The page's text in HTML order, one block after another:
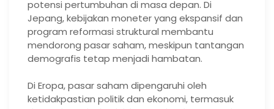
potensi pertumbuhan di masa depan. Di
Jepang, kebijakan moneter yang ekspansif dan
program reformasi struktural membantu
mendorong pasar saham, meskipun tantangan
demografis tetap menjadi hambatan.
Di Eropa, pasar saham dipengaruhi oleh
ketidakpastian politik dan ekonomi, termasuk